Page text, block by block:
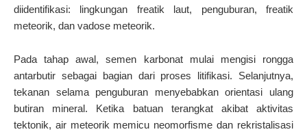
diidentifikasi: lingkungan freatik laut, penguburan, freatik
meteorik, dan vadose meteorik.
Pada tahap awal, semen karbonat mulai mengisi rongga
antarbutir sebagai bagian dari proses litifikasi. Selanjutnya,
tekanan selama penguburan menyebabkan orientasi ulang
butiran mineral. Ketika batuan terangkat akibat aktivitas
tektonik, air meteorik memicu neomorfisme dan rekristalisasi